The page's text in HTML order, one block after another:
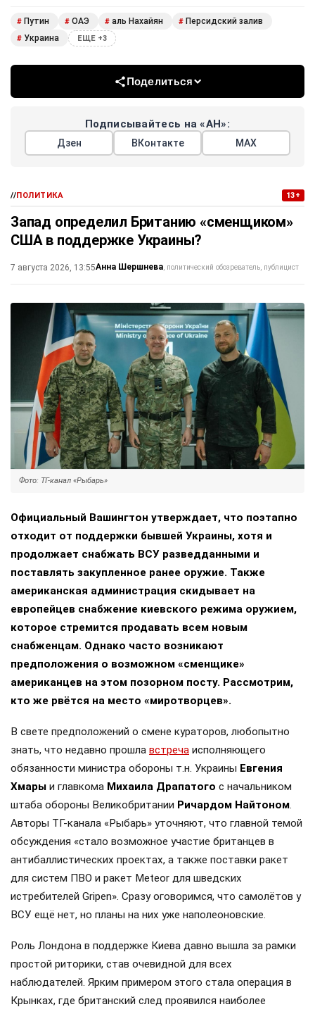
# Путин # ОАЭ # аль Нахайян # Персидский залив
# Украина ЕЩЕ +3
Поделиться
Подписывайтесь на «АН»:
Дзен ВКонтакте МАХ
//ПОЛИТИКА 13+
Запад определил Британию «сменщиком»
США в поддержке Украины?
7 августа 2026, 13:55Анна Шершнева политический обозреватель, публицист
Фото: ТГ-канал «Рыбарь»
Официальный Вашингтон утверждает, что поэтапно
отходит от поддержки бывшей Украины, хотя и
продолжает снабжать ВСУ разведданными и
поставлять закупленное ранее оружие. Также
американская администрация скидывает на
европейцев снабжение киевского режима оружием,
которое стремится продавать всем новым
снабженцам. Однако часто возникают
предположения о возможном «сменщике»
американцев на этом позорном посту. Рассмотрим,
кто же рвётся на место «миротворцев».
В свете предположений о смене кураторов, любопытно
знать, что недавно прошла встреча исполняющего
обязанности министра обороны т.н. Украины Евгения
Хмары и главкома Михаила Драпатого с начальником
штаба обороны Великобритании Ричардом Найтоном.
Авторы ТГ-канала «Рыбарь» уточняют, что главной темой
обсуждения «стало возможное участие британцев в
антибаллистических проектах, а также поставки ракет
для систем ПВО и ракет Meteor для шведских
истребителей Gripen». Сразу оговоримся, что самолётов у
ВСУ ещё нет, но планы на них уже наполеоновские.
Роль Лондона в поддержке Киева давно вышла за рамки
простой риторики, став очевидной для всех
наблюдателей. Ярким примером этого стала операция в
Крынках, где британский след проявился наиболее